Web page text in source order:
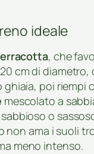
ideale
, che
cm di
ghiaia, poi riempi
mescolato a
o
non ama i suoli
meno intenso.